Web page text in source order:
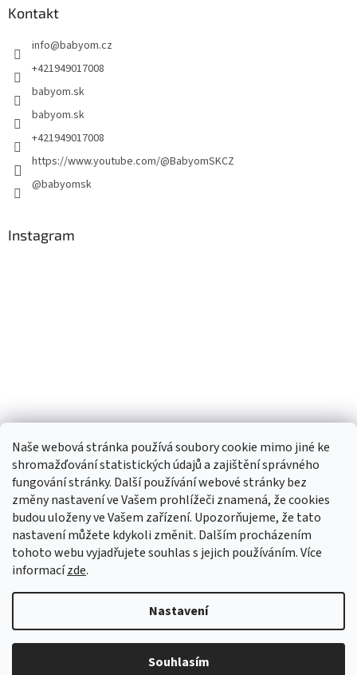
Naše webová stránka používá soubory cookie mimo jiné ke
shromažďování statistických údajů a zajištění správného
fungování stránky. Další používání webové stránky bez
změny nastavení ve Vašem prohlížeči znamená, že cookies
budou uloženy ve Vašem zařízení. Upozorňujeme, že tato
nastavení můžete kdykoli změnit. Dalším procházením
tohoto webu vyjadřujete souhlas s jejich používáním. Více
informacízde.
Nastavení
Souhlasím
Kontakt
info@babyom.cz
+421949017008
babyom.sk
babyom.sk
+421949017008
https://www.youtube.com/@BabyomSKCZ
@babyomsk
Instagram
TIk Tok Instagram Facebook
Vytvořil Shoptet
Copyright 2026Babyom. Všechna práva vyhrazena.Upravit
nastavení cookies